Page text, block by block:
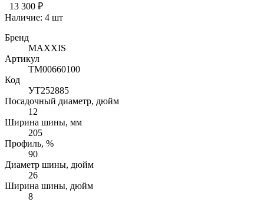
13 300 ₽
Наличие: 4 шт
Бренд
MAXXIS
Артикул
TM00660100
Код
УТ252885
Посадочный диаметр, дюйм
12
Ширина шины, мм
205
Профиль, %
90
Диаметр шины, дюйм
26
Ширина шины, дюйм
8